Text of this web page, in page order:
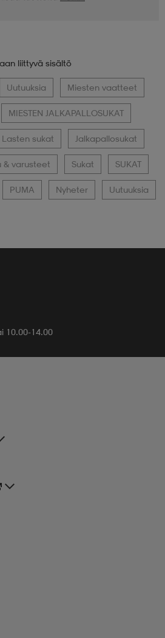
liittyvä sisältö
Uutuuksia Miesten vaatteet
MIESTEN JALKAPALLOSUKAT
Lasten sukat Jalkapallosukat
& varusteet Sukat SUKAT
PUMA Nyheter Uutuuksia
10.00-14.00